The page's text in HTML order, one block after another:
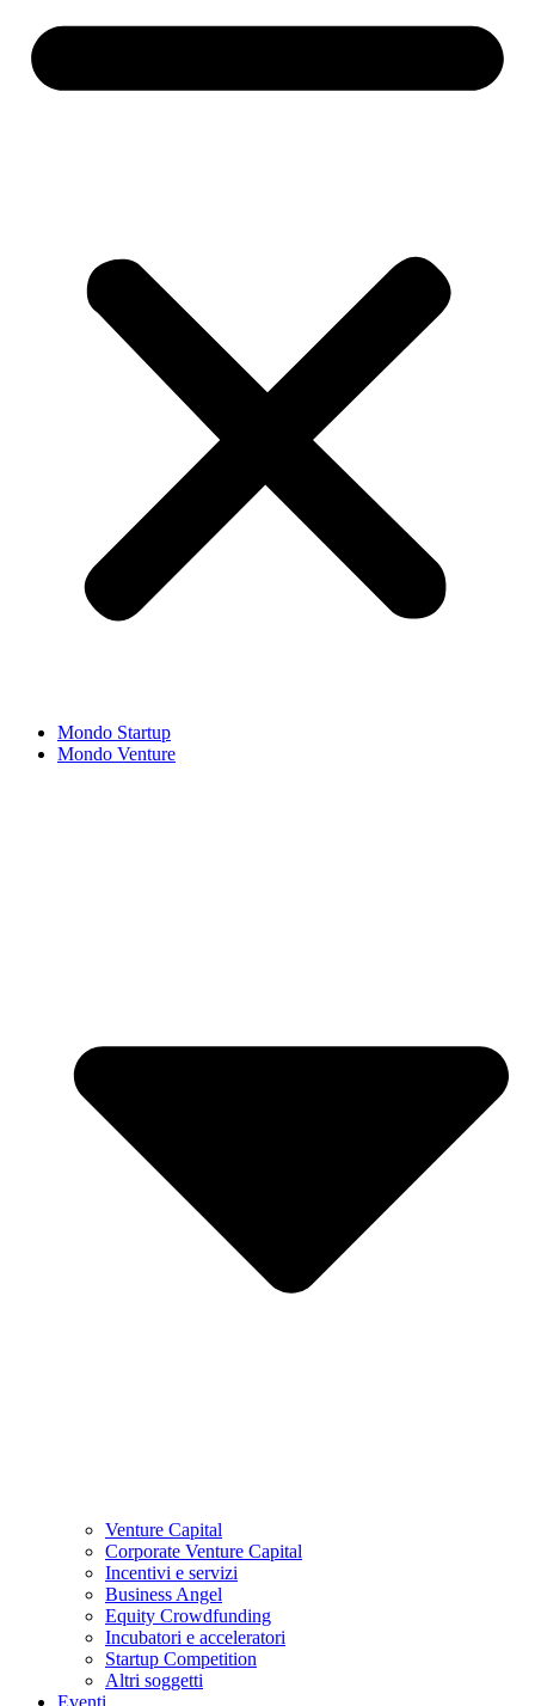
Mondo Startup
Mondo Venture
Venture Capital
Corporate Venture Capital
Incentivi e servizi
Business Angel
Equity Crowdfunding
Incubatori e acceleratori
Startup Competition
Altri soggetti